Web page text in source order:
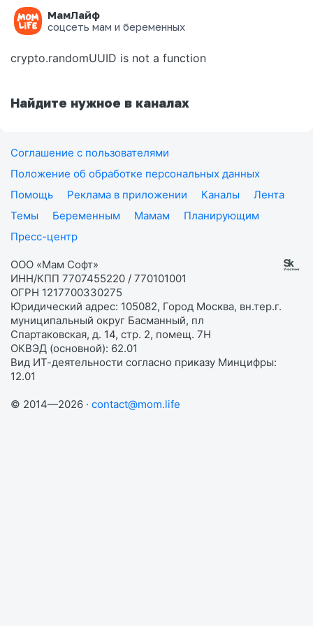
МамЛайф
соцсеть мам и беременных
Ошибка на странице
crypto.randomUUID is not a function
Найдите нужное в каналах
Соглашение с пользователями
Положение об обработке персональных данных
Помощь
Реклама в приложении Каналы
Лента
Темы
Беременным Мамам
Планирующим
Пресс-центр
ООО «Мам Софт»
ИНН/КПП 7707455220 / 770101001
ОГРН 1217700330275
Юридический адрес: 105082, Город Москва, вн.тер.г.
муниципальный округ Басманный, пл
Спартаковская, д. 14, стр. 2, помещ. 7Н
ОКВЭД (основной): 62.01
Вид ИТ-деятельности согласно приказу Минцифры:
12.01
© 2014—2026 · contact@mom.life